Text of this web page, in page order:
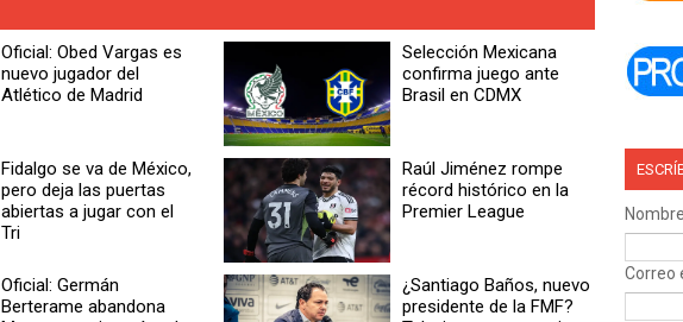
Oficial: Obed Vargas es
nuevo jugador del
Atlético de Madrid
Selección Mexicana
confirma juego ante
Brasil en CDMX
Fidalgo se va de México,
pero deja las puertas
abiertas a jugar con el
Tri
Raúl Jiménez rompe
récord histórico en la
Premier League
Oficial: Germán
Berterame abandona
¿Santiago Baños, nuevo
presidente de la FMF?
Nombre
Correo